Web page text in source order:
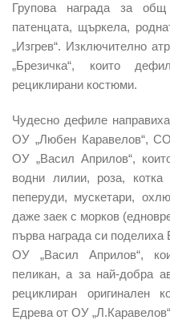
Групова награда за
патенцата, щъркела,
„Изгрев“. Изключително
„Брезичка“, които
рециклирани костюми.
Чудесно дефиле
ОУ „Любен Каравелов“,
ОУ „Васил Априлов“,
водни лилии, роза,
пеперуди, мускетари,
даже заек с морков
първа награда си
ОУ „Васил Априлов“,
пеликан, а за най-добра
рециклиран оригинален
Едрева от ОУ